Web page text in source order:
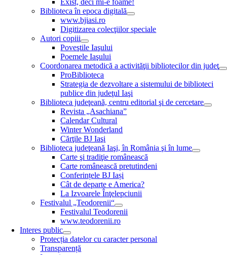
Exist, deci mi-e foame!
Biblioteca în epoca digitală
www.bjiasi.ro
Digitizarea colecţiilor speciale
Autori copiii
Poveştile Iaşului
Poemele Iaşului
Coordonarea metodică a activităţii bibliotecilor din judeţ
ProBiblioteca
Strategia de dezvoltare a sistemului de biblioteci
publice din judeţul Iaşi
Biblioteca judeţeană, centru editorial şi de cercetare
Revista „Asachiana”
Calendar Cultural
Winter Wonderland
Cărţile BJ Iaşi
Biblioteca judeţeană Iaşi, în România şi în lume
Carte şi tradiţie românească
Carte românească pretutindeni
Conferințele BJ Iași
Cât de departe e America?
La Izvoarele Înţelepciunii
Festivalul „Teodorenii“
Festivalul Teodorenii
www.teodorenii.ro
Interes public
Protecția datelor cu caracter personal
Transparență